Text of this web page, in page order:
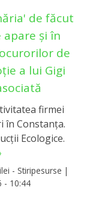
de făcut
apare și în
de
a lui Gigi
firmei
în Constanța.
Ecologice.
- Stiripesurse |
- 10:44